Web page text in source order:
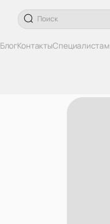
БлогКонтактыСпециалистам